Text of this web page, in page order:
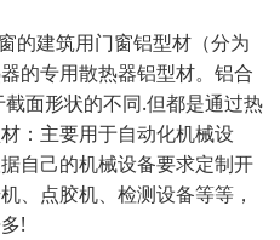
的建筑用门窗铝型材（分为
的专用散热器铝型材。铝合
面形状的不同.但都是通过热
：主要用于自动化机械设
自己的机械设备要求定制开
、点胶机、检测设备等等，
多!